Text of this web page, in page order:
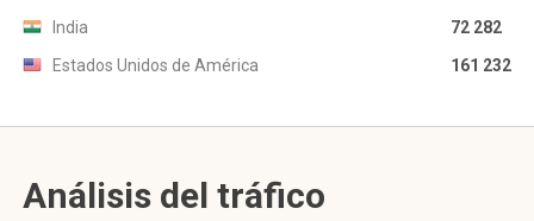
India
72 282
Estados Unidos de América
161 232
Análisis del tráfico